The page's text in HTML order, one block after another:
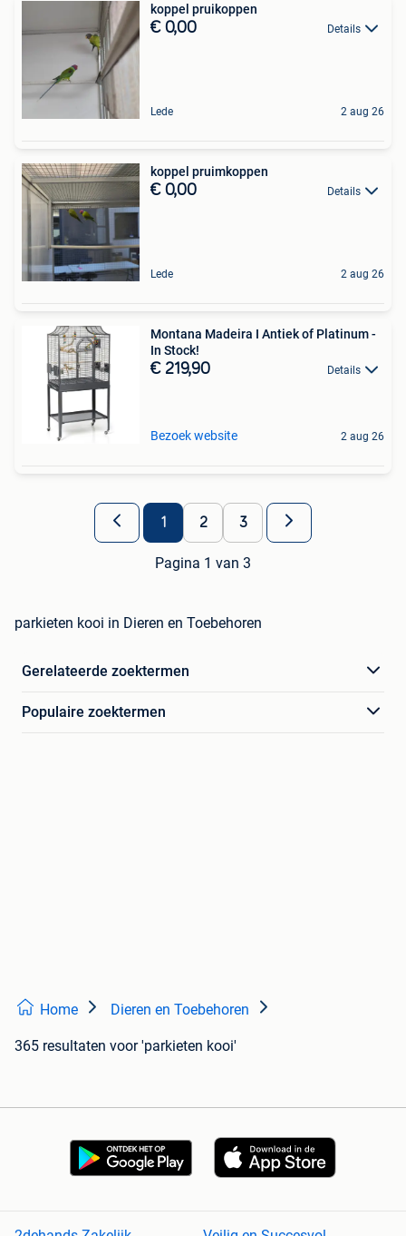
koppel pruikoppen
€ 0,00 Details
Lede 2 aug 26
koppel pruimkoppen
€ 0,00 Details
Lede 2 aug 26
Montana Madeira I Antiek of Platinum -
In Stock!
€ 219,90 Details
Bezoek website 2 aug 26
1 2 3
Pagina 1 van 3
parkieten kooi in Dieren en Toebehoren
Gerelateerde zoektermen
Populaire zoektermen
Home Dieren en Toebehoren
365 resultaten voor 'parkieten kooi'